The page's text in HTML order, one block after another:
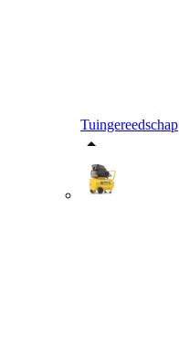
Tuingereedschap